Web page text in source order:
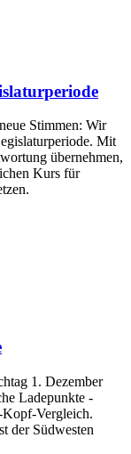
Stimmen: Wir
Mit
übernehmen,
Kurs für
1. Dezember
Ladepunkte -
Kopf-Vergleich.
der Südwesten